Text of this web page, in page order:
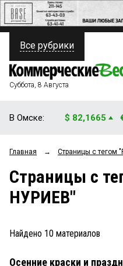
ПОЛИТИКА
ФИНАНСЫ
ОБЩЕСТВО
ЗАКОН
ПРОИСШЕСТВИЯ
СТИЛЬ ЖИЗНИ
Все рубрики
Суббота, 8 Августа
В Омске: $ 82,1665
Главная → Страницы c тегом
Страницы c
НУРИЕВ"
Найдено 10 материалов
Осенние краски и